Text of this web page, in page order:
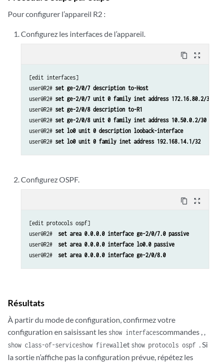
Pour configurer l’appareil R2 :
Configurez les interfaces de l’appareil.
content_copy zoom_out_map
[edit interfaces]
user@R2# set ge-2/0/7 description to-Host
user@R2# set ge-2/0/7 unit 0 family inet address 172.16.80.2/30
user@R2# set ge-2/0/8 description to-R1
user@R2# set ge-2/0/8 unit 0 family inet address 10.50.0.2/30
user@R2# set lo0 unit 0 description looback-interface
user@R2# set lo0 unit 0 family inet address 192.168.14.1/32
Configurez OSPF.
content_copy zoom_out_map
[edit protocols ospf]
user@R2#
set area 0.0.0.0 interface ge-2/0/7.0 passive
user@R2#
set area 0.0.0.0 interface lo0.0 passive
user@R2#
set area 0.0.0.0 interface ge-2/0/8.0
Résultats
À partir du mode de configuration, confirmez votre
configuration en saisissant les show interfacescommandes , ,
show class-of-serviceshow firewallet show protocols ospf . Si
la sortie n’affiche pas la configuration prévue, répétez les